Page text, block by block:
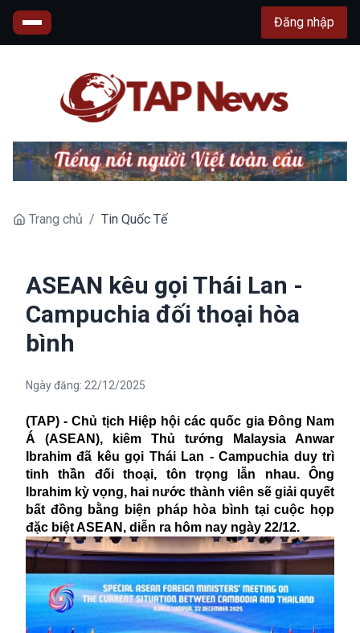
Đăng nhập
Trang chủ / Tin Quốc Tế
ASEAN kêu gọi Thái Lan -
Campuchia đối thoại hòa
bình
Ngày đăng: 22/12/2025
(TAP) - Chủ tịch Hiệp hội các quốc gia Đông Nam
Á (ASEAN), kiêm Thủ tướng Malaysia Anwar
Ibrahim đã kêu gọi Thái Lan - Campuchia duy trì
tinh thần đối thoại, tôn trọng lẫn nhau. Ông
Ibrahim kỳ vọng, hai nước thành viên sẽ giải quyết
bất đồng bằng biện pháp hòa bình tại cuộc họp
đặc biệt ASEAN, diễn ra hôm nay ngày 22/12.